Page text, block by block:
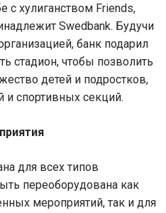
с хулиганством Friends,
Swedbank. Будучи
банк подарил
стадион, чтобы позволить
детей и подростков,
спортивных секций.
для всех типов
переоборудована как
мероприятий, так и для